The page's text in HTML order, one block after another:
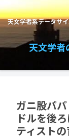
天文学者系データサ
天文学
ガニ股パ
ドルを後
ティストの